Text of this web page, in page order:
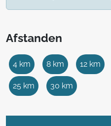
Afstanden
4 km 8 km 12 km
25 km 30 km